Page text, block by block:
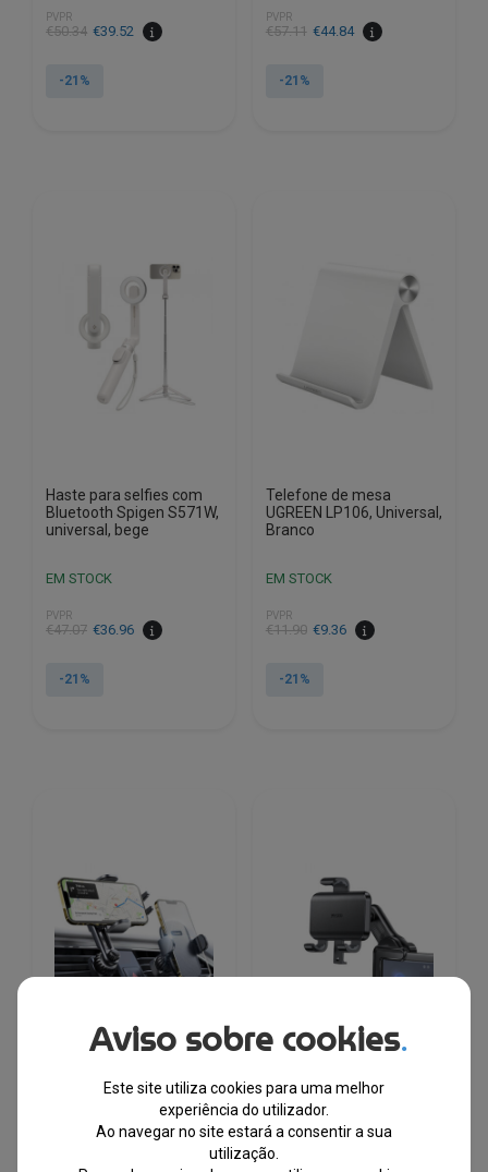
PVPR
€50.34
O
original
€39.52
O
atual
-21%
PVPR
€57.11
O
original
€44.84
O
atual
-21%
Haste para selfies com
Bluetooth Spigen S571W,
universal, bege
EM STOCK
PVPR
€47.07
O
original
€36.96
O
atual
-21%
Telefone de mesa
UGREEN LP106, Universal,
Branco
EM STOCK
PVPR
€11.90
O
original
€9.36
O
atual
-21%
Suporte para placa de
carro, 4,7 polegadas – 7,2
polegadas, preto
Suporte para carro
Yesido C250, 12 cm – 17
cm, preto
Aviso sobre cookies.
Este site utiliza cookies para uma melhor
experiência do utilizador.
Ao navegar no site estará a consentir a sua
utilização.